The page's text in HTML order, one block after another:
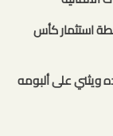
استثمار كأس
ويثني على ألبومه